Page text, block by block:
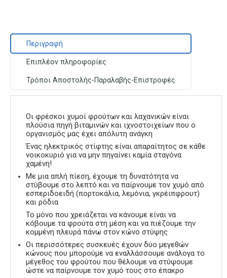
Περιγραφή
Επιπλέον πληροφορίες
Τρόποι Αποστολής-Παραλαβής-Επιστροφές
Οι φρέσκοι χυμοί φρούτων και λαχανικών είναι
πλούσια πηγή βιταμινών και ιχνοστοιχείων που ο
οργανισμός μας έχει απόλυτη ανάγκη
Ένας ηλεκτρικός στίφτης είναι απαραίτητος σε κάθε
νοικοκυριό για να μην πηγαίνει καμία σταγόνα
χαμένη!
Με μια απλή πίεση, έχουμε τη δυνατότητα να
στύβουμε στο λεπτό και να παίρνουμε τον χυμό από
εσπεριδοειδή (πορτοκάλια, λεμόνια, γκρέιπφρουτ)
και ρόδια
Το μόνο που χρειάζεται να κάνουμε είναι να
κόβουμε τα φρούτα στη μέση και να πιέζουμε την
κομμένη πλευρά πάνω στον κώνο στύψης
Οι περισσότερες συσκευές έχουν δύο μεγεθών
κώνους που μπορούμε να εναλλάσσουμε ανάλογα το
μέγεθος του φρούτου που θέλουμε να στύψουμε
ώστε να παίρνουμε τον χυμό τους στο έπακρο